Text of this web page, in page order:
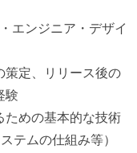
エンジニア・デザイ
策定、リリース後の
験
ための基本的な技術
テムの仕組み等）